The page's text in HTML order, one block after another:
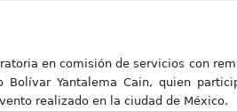
en comisión de servicios con
Yantalema Cain, quien
realizado en la ciudad de México.